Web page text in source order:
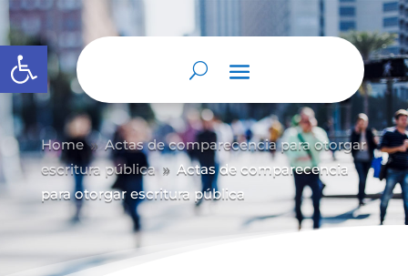
Abrir barra de herramientas
Home 9 Actas de comparecencia para otorgar
escritura pública
9 Actas de comparecencia
para otorgar escritura pública